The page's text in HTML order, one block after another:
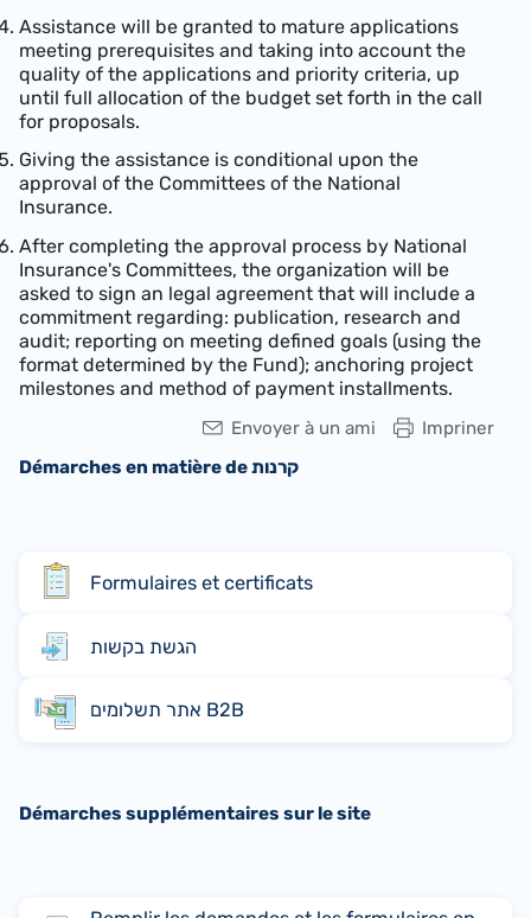
Assistance will be granted to mature applications
meeting prerequisites and taking into account the
quality of the applications and priority criteria, up
until full allocation of the budget set forth in the call
for proposals.
Giving the assistance is conditional upon the
approval of the Committees of the National
Insurance.
After completing the approval process by National
Insurance's Committees, the organization will be
asked to sign an legal agreement that will include a
commitment regarding: publication, research and
audit; reporting on meeting defined goals (using the
format determined by the Fund); anchoring project
milestones and method of payment installments.
Impriner
Envoyer à un ami
Démarches en matière de קרנות
Formulaires et certificats
הגשת בקשות
אתר תשלומים B2B
Démarches supplémentaires sur le site